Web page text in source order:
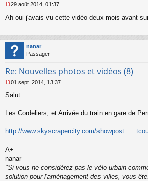
e
a
g
e
o
l
u
29 août 2014, 01:37
Ah oui j'avais vu cette vidéo deux mois avant
nanar
Passager
Re: Nouvelles photos et vidéos (8)
e
s
e
o
n
l
u
01 sept. 2014, 13:37
Salut
Les Cordeliers, et Arrivée du train en gare de
http://www.skyscrapercity.com/showpost. ...
A+
nanar
"Si vous ne considérez pas le vélo urbain
solution pour l'aménagement des villes, vous